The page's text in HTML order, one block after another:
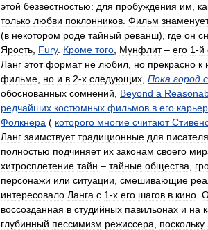
этой безвестностью: для пробуждения им
только любви поклонников Фильм
(в некотором роде тайный реванш), где он
Ярость Fury. Кроме того Мунфлит– его 1-й
Ланг этот формат не любил но прекрасно к
фильме но и в 2-х следующих Пока город
обоснованных сомнений Beyond a
редчайших костюмных фильмов в его
Фолкнера ( которого многие считают
Ланг заимствует традиционные для писателя
полностью подчиняет их законам своего
хитросплетение тайн – тайные общества
персонажи или ситуации смешивающие
интересовало Ланга с 1-х его шагов в кино
воссозданная в студийных павильонах и на
глубинный пессимизм режиссера поскольку